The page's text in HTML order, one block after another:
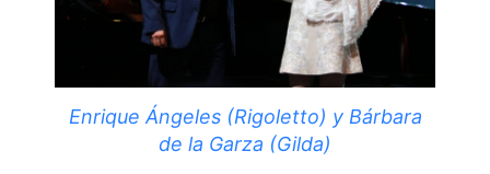
Enrique Ángeles (Rigoletto) y Bárbara
de la Garza (Gilda)